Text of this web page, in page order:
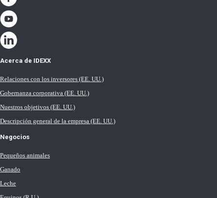
Acerca de IDEXX
Relaciones con los inversores (EE. UU.)
Gobernanza corporativa (EE. UU.)
Nuestros objetivos (EE. UU.)
Descripción general de la empresa (EE. UU.)
Negocios
Pequeños animales
Ganado
Leche